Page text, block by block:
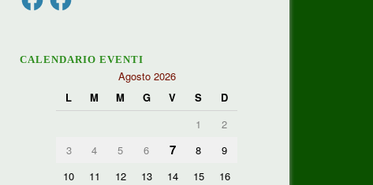
CALENDARIO EVENTI
Agosto 2026
L
M M G V S
D
1
2
3
4 5 6 7 8
9
10
11 12 13 14 15
16